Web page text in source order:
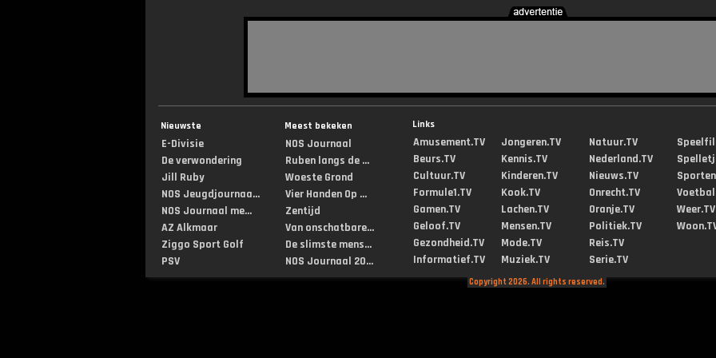
Nieuwste
E-Divisie
De verwondering
Jill Ruby
NOS Jeugdjournaa...
NOS Journaal me...
AZ Alkmaar
Ziggo Sport Golf
PSV
Meest bekeken
NOS Journaal
Ruben langs de ...
Woeste Grond
Vier Handen Op ...
Zentijd
Van onschatbare...
De slimste mens...
NOS Journaal 20...
Links
Amusement.TV
Beurs.TV
Cultuur.TV
Formule1.TV
Gamen.TV
Geloof.TV
Gezondheid.TV
Informatief.TV
Jongeren.TV
Kennis.TV
Kinderen.TV
Kook.TV
Lachen.TV
Mensen.TV
Mode.TV
Muziek.TV
Natuur.TV
Nederland.TV
Nieuws.TV
Onrecht.TV
Oranje.TV
Politiek.TV
Reis.TV
Serie.TV
Weer.TV
Copyright 2026. All rights reserved.